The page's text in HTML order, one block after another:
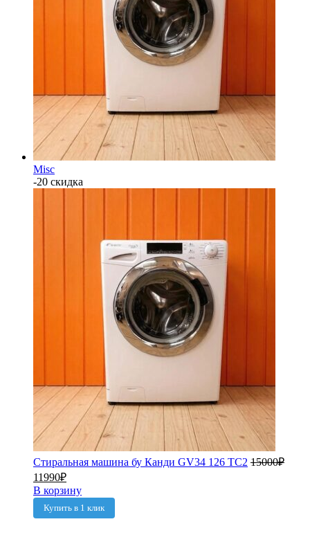
Misc
-20 скидка
Стиральная машина бу Канди GV34 126 TC2 15000₽
11990₽
В корзину
Купить в 1 клик